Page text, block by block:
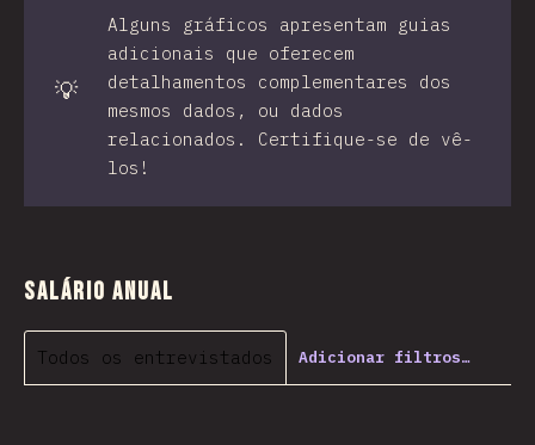
💡
Alguns gráficos apresentam guias
adicionais que oferecem
detalhamentos complementares dos
mesmos dados, ou dados
relacionados. Certifique-se de vê-
los!
Salário anual
Todos os entrevistados Adicionar filtros…